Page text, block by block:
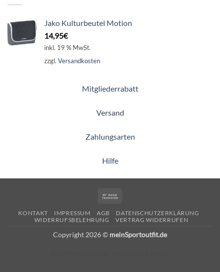
Jako Kulturbeutel Motion
14,95€
inkl. 19 % MwSt.
zzgl. Versandkosten
Mitgliederrabatt
Versand
Zahlungsarten
Hilfe
KONTAKT IMPRESSUM AGB
DATENSCHUTZERKLÄRUNG
WIDERRUFSBELEHRUNG
VERTRAG WIDERRUFEN
Copyright 2026 © meinSportoutfit.de